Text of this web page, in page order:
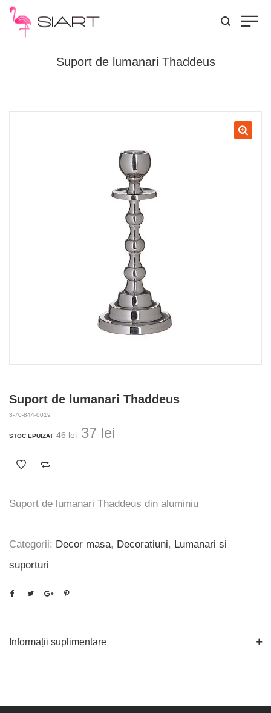
Suport de lumanari Thaddeus
Suport de lumanari Thaddeus
3-70-844-0019
STOC EPUIZAT 46lei Prețul
37 lei
Suport de lumanari Thaddeus din aluminiu
Categorii: Decor masa, Decoratiuni, Lumanari si
suporturi
Informații suplimentare